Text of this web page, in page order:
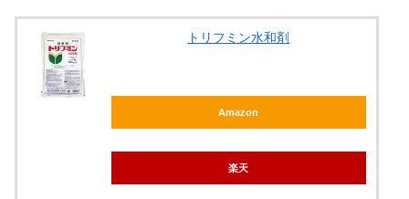
トリフミン水和剤
Amazon
楽天